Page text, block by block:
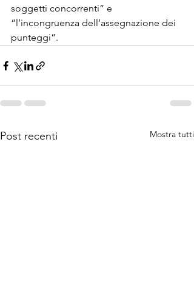
soggetti concorrenti” e
“l’incongruenza dell’assegnazione dei
punteggi”.
Post recenti Mostra tutti